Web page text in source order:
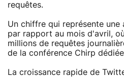
requêtes.
Un chiffre qui représente une
par rapport au mois d'avril,
millions de requêtes
de la conférence Chirp
La croissance rapide de